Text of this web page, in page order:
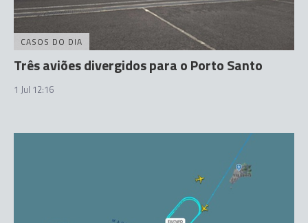
CASOS DO DIA
Três aviões divergidos para o Porto Santo
1 Jul 12:16